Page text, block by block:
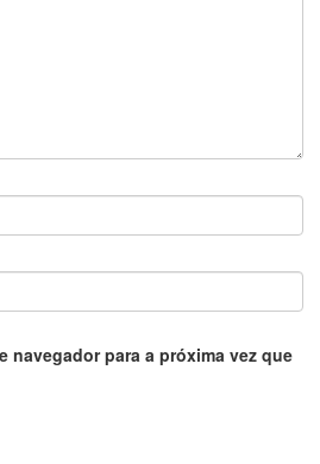
navegador para a próxima vez que